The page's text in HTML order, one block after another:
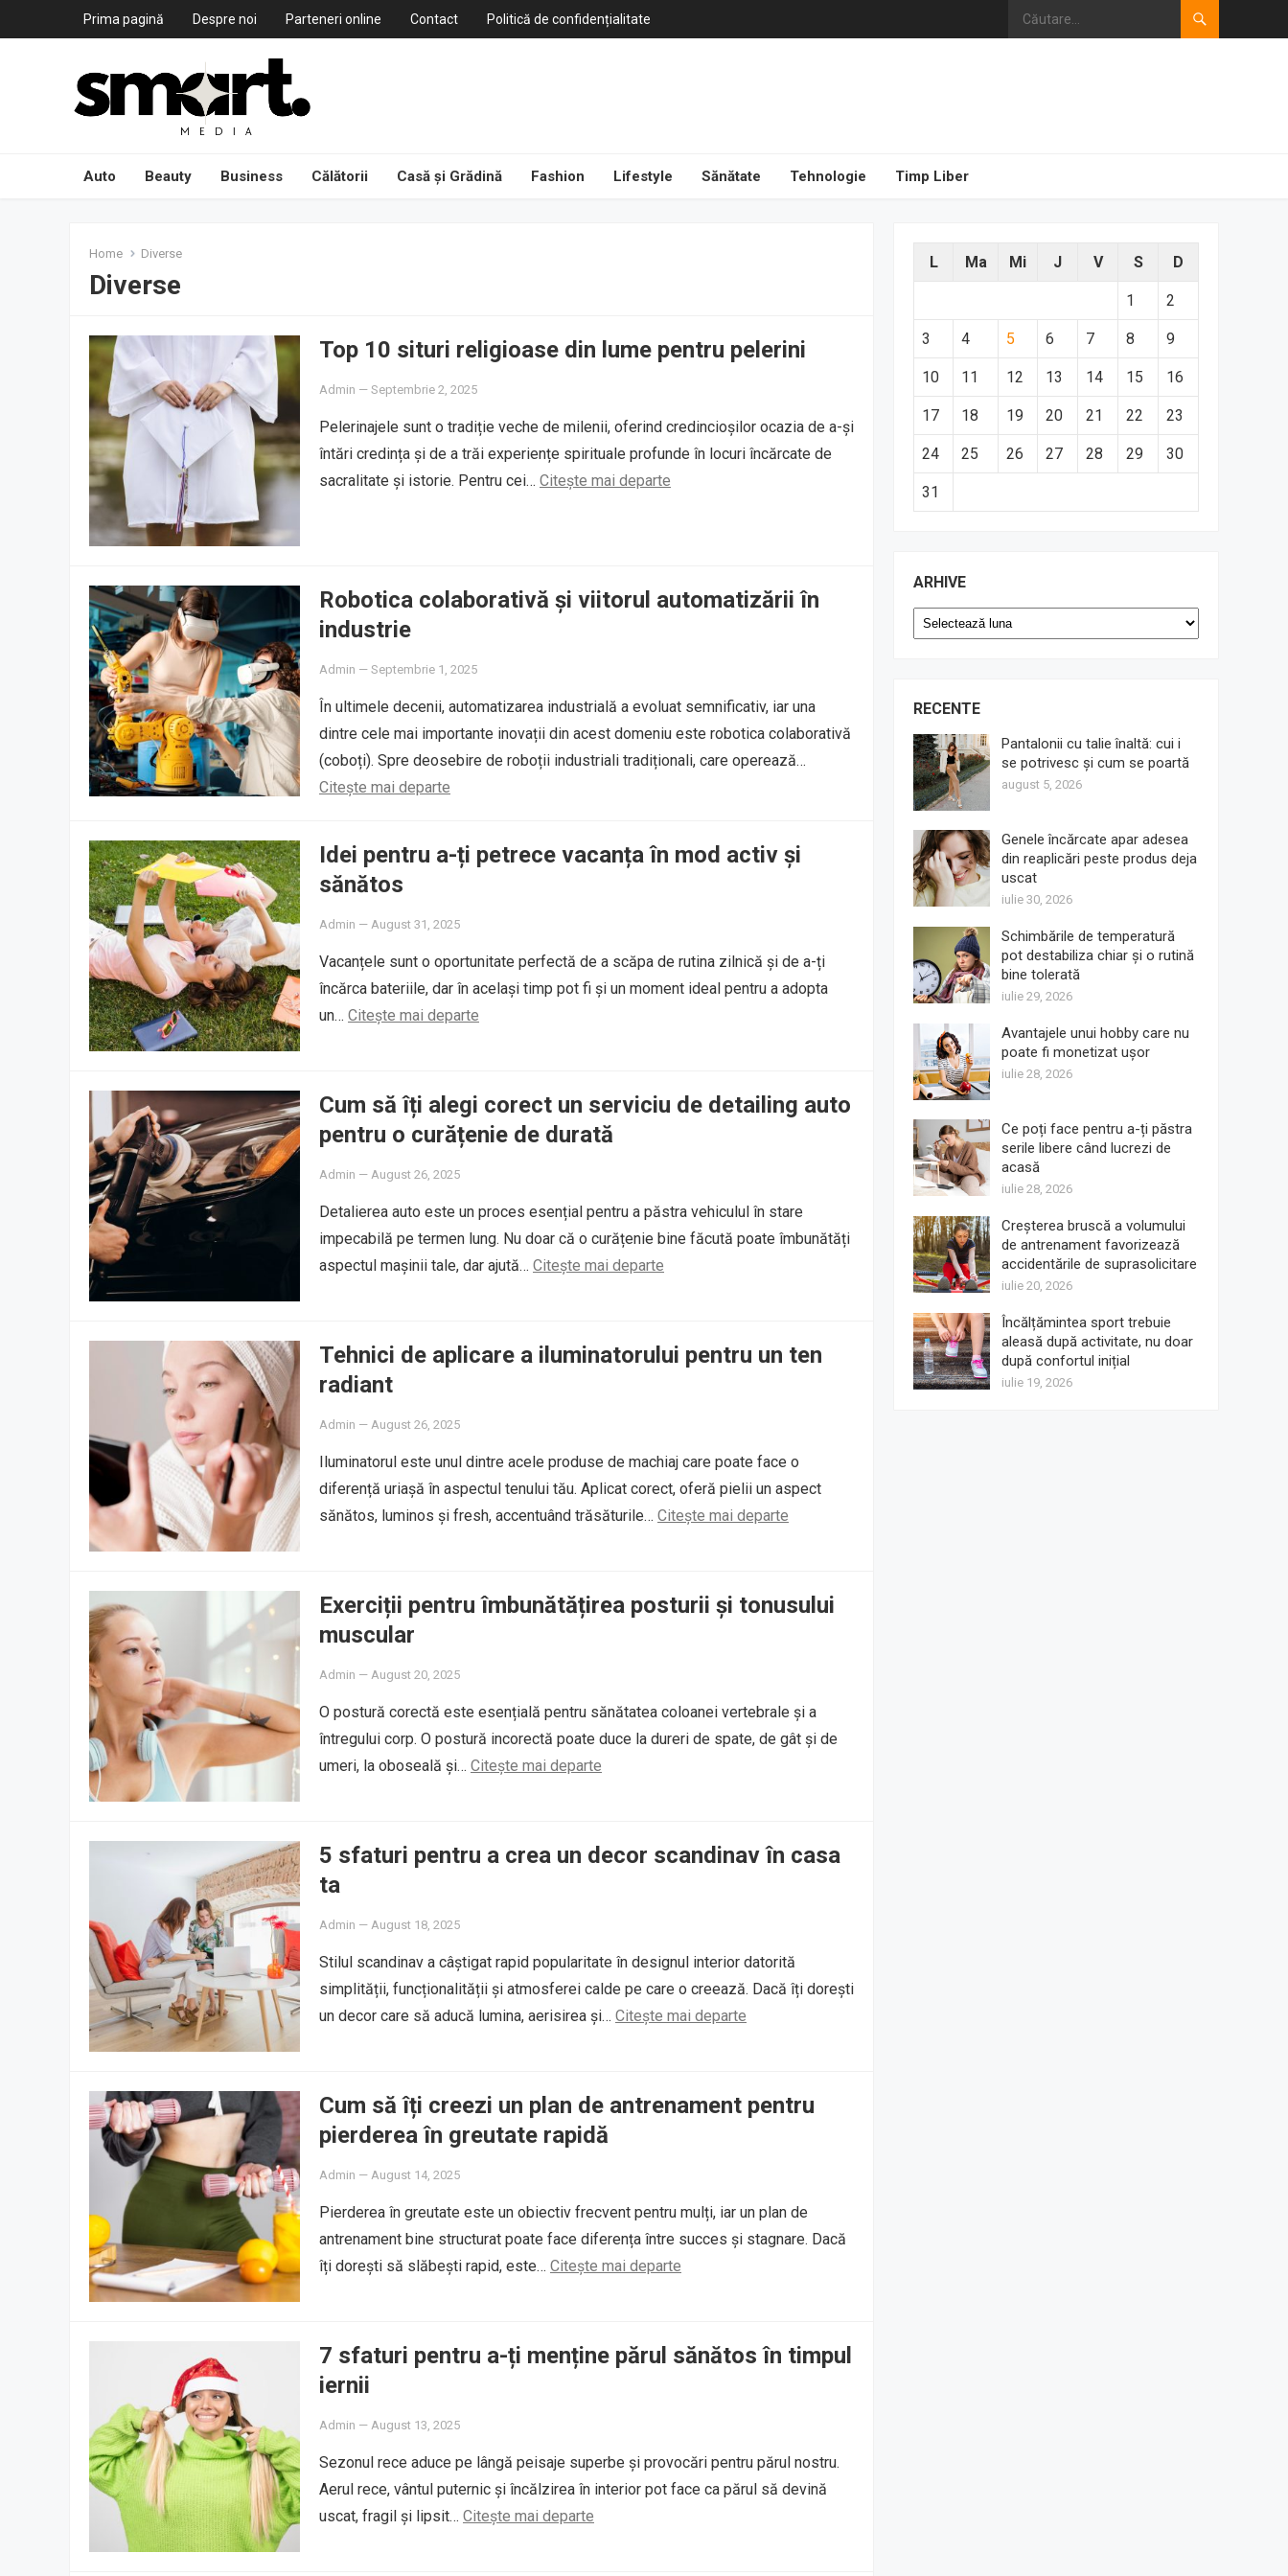
Prima pagină Despre noi Parteneri online Contact Politică de confidențialitate
Auto Beauty Business Călătorii Casă și Grădină Fashion Lifestyle Sănătate Tehnologie Timp Liber
Home Diverse
Diverse
Top 10 situri religioase din lume pentru pelerini
Admin — Septembrie 2, 2025
Pelerinajele sunt o tradiție veche de milenii, oferind credincioșilor ocazia de a-și
întări credința și de a trăi experiențe spirituale profunde în locuri încărcate de
sacralitate și istorie. Pentru cei… Citește mai departe
Robotica colaborativă și viitorul automatizării în
industrie
Admin — Septembrie 1, 2025
În ultimele decenii, automatizarea industrială a evoluat semnificativ, iar una
dintre cele mai importante inovații din acest domeniu este robotica colaborativă
(coboți). Spre deosebire de roboții industriali tradiționali, care operează…
Citește mai departe
Idei pentru a-ți petrece vacanța în mod activ și
sănătos
Admin — August 31, 2025
Vacanțele sunt o oportunitate perfectă de a scăpa de rutina zilnică și de a-ți
încărca bateriile, dar în același timp pot fi și un moment ideal pentru a adopta
un… Citește mai departe
Cum să îți alegi corect un serviciu de detailing auto
pentru o curățenie de durată
Admin — August 26, 2025
Detalierea auto este un proces esențial pentru a păstra vehiculul în stare
impecabilă pe termen lung. Nu doar că o curățenie bine făcută poate îmbunătăți
aspectul mașinii tale, dar ajută… Citește mai departe
Tehnici de aplicare a iluminatorului pentru un ten
radiant
Admin — August 26, 2025
Iluminatorul este unul dintre acele produse de machiaj care poate face o
diferență uriașă în aspectul tenului tău. Aplicat corect, oferă pielii un aspect
sănătos, luminos și fresh, accentuând trăsăturile… Citește mai departe
Exerciții pentru îmbunătățirea posturii și tonusului
muscular
Admin — August 20, 2025
O postură corectă este esențială pentru sănătatea coloanei vertebrale și a
întregului corp. O postură incorectă poate duce la dureri de spate, de gât și de
umeri, la oboseală și… Citește mai departe
5 sfaturi pentru a crea un decor scandinav în casa
ta
Admin — August 18, 2025
Stilul scandinav a câștigat rapid popularitate în designul interior datorită
simplității, funcționalității și atmosferei calde pe care o creează. Dacă îți dorești
un decor care să aducă lumina, aerisirea și… Citește mai departe
Cum să îți creezi un plan de antrenament pentru
pierderea în greutate rapidă
Admin — August 14, 2025
Pierderea în greutate este un obiectiv frecvent pentru mulți, iar un plan de
antrenament bine structurat poate face diferența între succes și stagnare. Dacă
îți dorești să slăbești rapid, este… Citește mai departe
7 sfaturi pentru a-ți menține părul sănătos în timpul
iernii
Admin — August 13, 2025
Sezonul rece aduce pe lângă peisaje superbe și provocări pentru părul nostru.
Aerul rece, vântul puternic și încălzirea în interior pot face ca părul să devină
uscat, fragil și lipsit… Citește mai departe
L Ma Mi J V S D
1 2
3 4 5 6 7 8 9
10 11 12 13 14 15 16
17 18 19 20 21 22 23
24 25 26 27 28 29 30
31
ARHIVE
Arhive
RECENTE
Pantalonii cu talie înaltă: cui i
se potrivesc și cum se poartă
august 5, 2026
Genele încărcate apar adesea
din reaplicări peste produs deja
uscat
iulie 30, 2026
Schimbările de temperatură
pot destabiliza chiar și o rutină
bine tolerată
iulie 29, 2026
Avantajele unui hobby care nu
poate fi monetizat ușor
iulie 28, 2026
Ce poți face pentru a-ți păstra
serile libere când lucrezi de
acasă
iulie 28, 2026
Creșterea bruscă a volumului
de antrenament favorizează
accidentările de suprasolicitare
iulie 20, 2026
Încălțămintea sport trebuie
aleasă după activitate, nu doar
după confortul inițial
iulie 19, 2026